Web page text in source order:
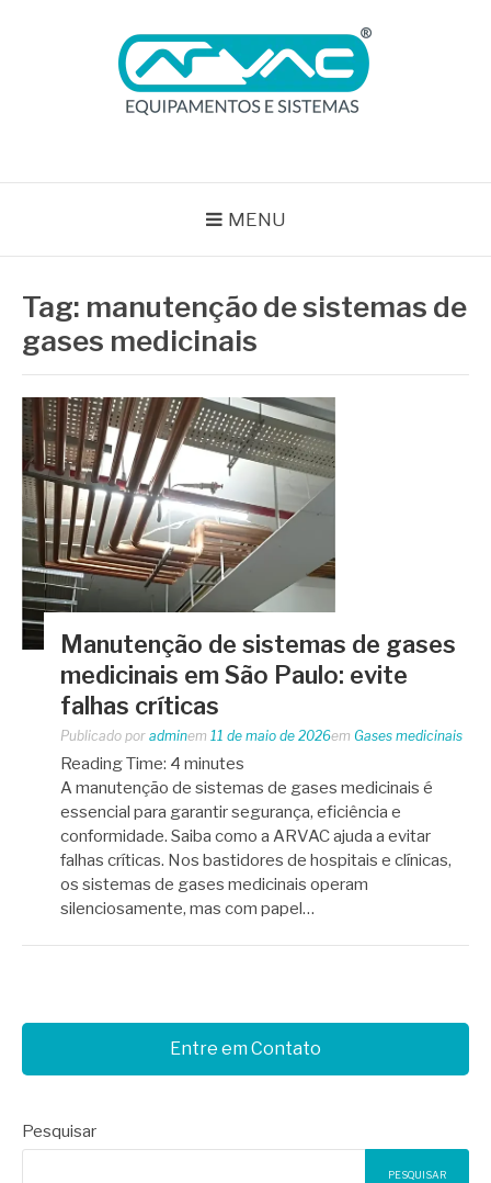
MENU
Tag: manutenção de sistemas de
gases medicinais
Manutenção de sistemas de gases
medicinais em São Paulo: evite
falhas críticas
Publicado por adminem 11 de maio de 2026em Gases medicinais
Reading Time: 4 minutes
A manutenção de sistemas de gases medicinais é
essencial para garantir segurança, eficiência e
conformidade. Saiba como a ARVAC ajuda a evitar
falhas críticas. Nos bastidores de hospitais e clínicas,
os sistemas de gases medicinais operam
silenciosamente, mas com papel…
Entre em Contato
Pesquisar
PESQUISAR